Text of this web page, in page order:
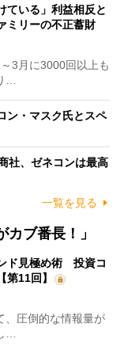
ている」利益相反と
ミリーの不正蓄財
3月に3000回以上も
…
ン・マスク氏とスペ
社、ゼネコンは最高
一覧を見る
ブ番長！」
ド見極め術 投資コ
第11回】
圧倒的な情報量が
…